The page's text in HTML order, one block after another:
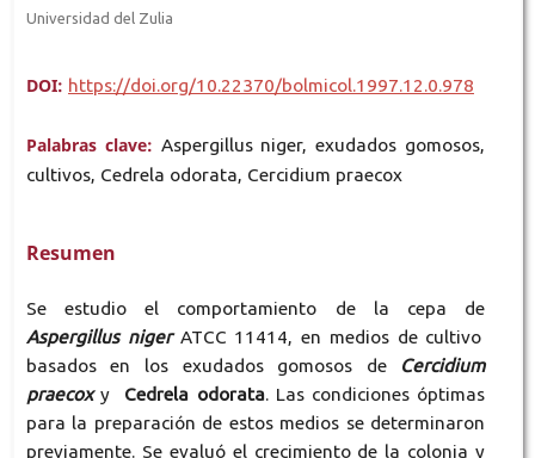
Universidad del Zulia
DOI: https://doi.org/10.22370/bolmicol.1997.12.0.978
Palabras clave: Aspergillus niger, exudados gomosos,
cultivos, Cedrela odorata, Cercidium praecox
Resumen
Se estudio el comportamiento de la cepa de
Aspergillus nigerATCC 11414, en medios de cultivo
basados en los exudados gomosos de
Cercidium
praecoxy Cedrela odorata. Las condiciones óptimas
para la preparación de estos medios se determinaron
previamente. Se evaluó el crecimiento de la colonia y